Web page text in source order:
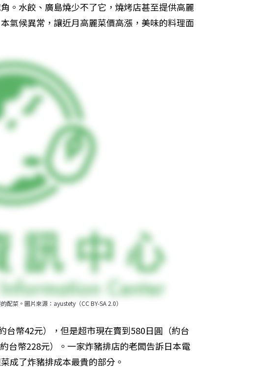
。水餃、廣島燒少不了它，燒烤店甚至提供高麗
氣候異常，讓近月高麗菜價高漲，美味的料理面
菜。圖片來源：ayustety（CC BY-SA 2.0）
台幣42元），但是超市現在賣到580日圓（約台
台幣228元）。一家炸豬排店的老闆告訴日本電
成了炸豬排成本最貴的部分。